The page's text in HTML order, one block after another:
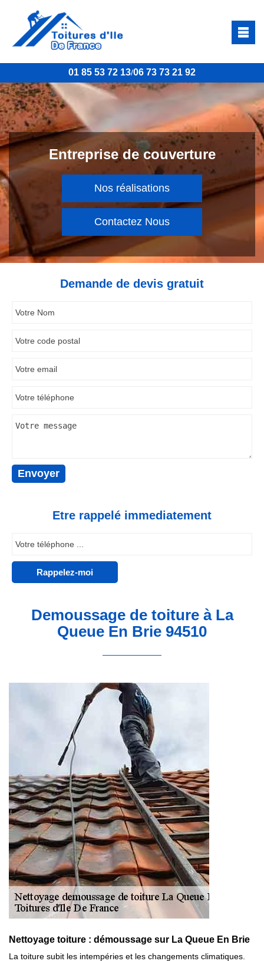
01 85 53 72 13/06 73 73 21 92
Entreprise de couverture
Nos réalisations
Contactez Nous
Demande de devis gratuit
Etre rappelé immediatement
Demoussage de toiture à La
Queue En Brie 94510
Nettoyage toiture : démoussage sur La Queue En Brie
La toiture subit les intempéries et les changements climatiques.